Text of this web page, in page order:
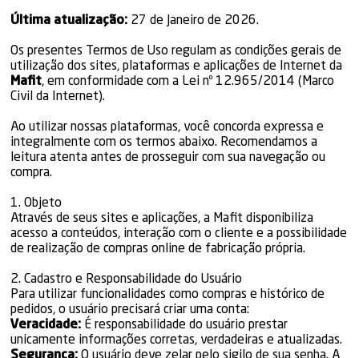
Última atualização: 27 de Janeiro de 2026.
Os presentes Termos de Uso regulam as condições gerais de
utilização dos sites, plataformas e aplicações de Internet da
Mafit, em conformidade com a Lei nº 12.965/2014 (Marco
Civil da Internet).
Ao utilizar nossas plataformas, você concorda expressa e
integralmente com os termos abaixo. Recomendamos a
leitura atenta antes de prosseguir com sua navegação ou
compra.
1. Objeto
Através de seus sites e aplicações, a Mafit disponibiliza
acesso a conteúdos, interação com o cliente e a possibilidade
de realização de compras online de fabricação própria.
2. Cadastro e Responsabilidade do Usuário
Para utilizar funcionalidades como compras e histórico de
pedidos, o usuário precisará criar uma conta:
Veracidade: É responsabilidade do usuário prestar
unicamente informações corretas, verdadeiras e atualizadas.